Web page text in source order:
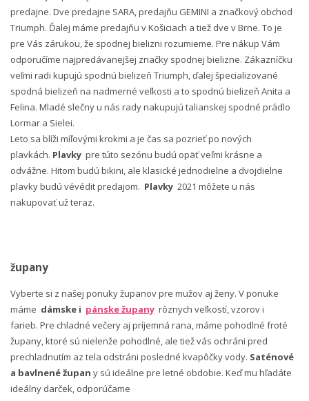
predajne. Dve predajne SARA, predajňu GEMINI a značkový obchod
Triumph. Ďalej máme predajňu v Košiciach a tiež dve v Brne. To je
pre Vás zárukou, že spodnej bielizni rozumieme. Pre nákup Vám
odporučíme najpredávanejšej značky spodnej bielizne. Zákazníčku
veľmi radi kupujú spodnú bielizeň Triumph, ďalej špecializované
spodná bielizeň na nadmerné veľkosti a to spodnú bielizeň Anita a
Felina. Mladé slečny u nás rady nakupujú talianskej spodné prádlo
Lormar a Sielei.
Leto sa blíži míľovými krokmi a je čas sa pozrieť po nových
plavkách. Plavky pre túto sezónu budú opäť veľmi krásne a
odvážne. Hitom budú bikini, ale klasické jednodielne a dvojdielne
plavky budú vévédit predajom. Plavky 2021 môžete u nás
nakupovať už teraz.
župany
Vyberte si z našej ponuky županov pre mužov aj ženy. V ponuke
máme dámske i pánske župany rôznych veľkostí, vzorov i
farieb. Pre chladné večery aj príjemná rana, máme pohodlné froté
župany, ktoré sú nielenže pohodlné, ale tiež vás ochráni pred
prechladnutím az tela odstráni posledné kvapôčky vody. Saténové
a bavlnené župan y sú ideálne pre letné obdobie. Keď mu hľadáte
ideálny darček, odporúčame